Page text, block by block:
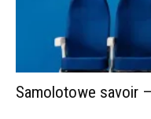
Samolotowe savoir